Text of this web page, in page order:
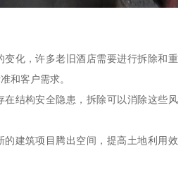
变化，许多老旧酒店需要进行拆除和重
和客户需求。
在结构安全隐患，拆除可以消除这些风
的建筑项目腾出空间，提高土地利用效